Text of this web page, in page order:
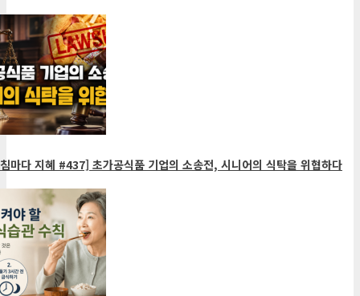
마다 지혜 #437] 초가공식품 기업의 소송전, 시니어의 식탁을 위협하다